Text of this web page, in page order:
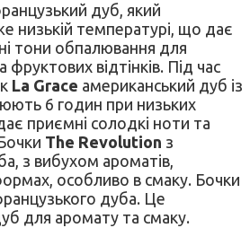
дуб, який
низькій температурі, що дає
тони обпалювання для
фруктових відтінків. Під час
La Grace американський дуб із
6 годин при низьких
приємні солодкі ноти та
The Revolution з
з вибухом ароматів,
особливо в смаку. Бочки
дуба. Це
для аромату та смаку.